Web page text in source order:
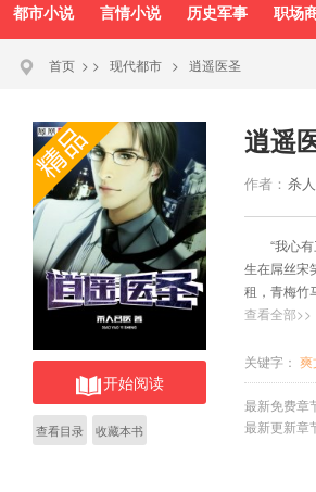
都市小说 言情小说 历史军事 职场
首页 > > 现代都市 > 逍遥医圣
开始阅读
查看目录 收藏本书
逍遥
作者： 杀
“我心
生在屌丝
租，青梅
个萌萌哒
查看全部>>
关键字： 爽
最新免费章
最新更新章